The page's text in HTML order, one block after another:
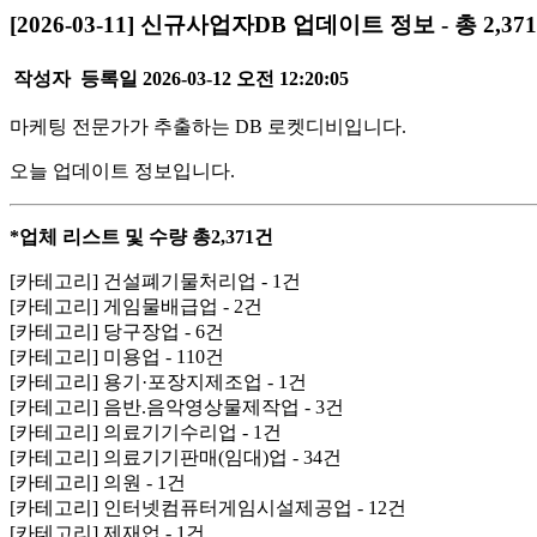
[2026-03-11] 신규사업자DB 업데이트 정보 - 총
작성자 등록일 2026-03-12 오전 12:20:05
마케팅 전문가가 추출하는 DB 로켓디비입니다.
오늘 업데이트 정보입니다.
*업체 리스트 및 수량 총2,371건
[카테고리] 건설폐기물처리업 - 1건
[카테고리] 게임물배급업 - 2건
[카테고리] 당구장업 - 6건
[카테고리] 미용업 - 110건
[카테고리] 용기·포장지제조업 - 1건
[카테고리] 음반.음악영상물제작업 - 3건
[카테고리] 의료기기수리업 - 1건
[카테고리] 의료기기판매(임대)업 - 34건
[카테고리] 의원 - 1건
[카테고리] 인터넷컴퓨터게임시설제공업 - 12건
[카테고리] 제재업 - 1건